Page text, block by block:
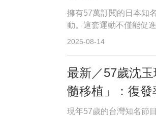
擁有57萬訂閱的日本知
動。這套運動不僅能促
2025-08-14
最新／57歲沈
髓移植」：復發
現年57歲的台灣知名節